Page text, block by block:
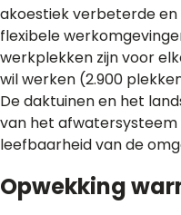
akoestiek verbeterde
flexibele
werkplekken zijn voor
wil werken (2.900
De daktuinen en het
van het afwatersysteem
leefbaarheid van de
Opwekking